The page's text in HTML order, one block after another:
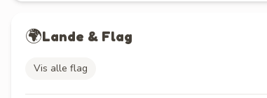
🌍Lande & Flag
Vis alle flag